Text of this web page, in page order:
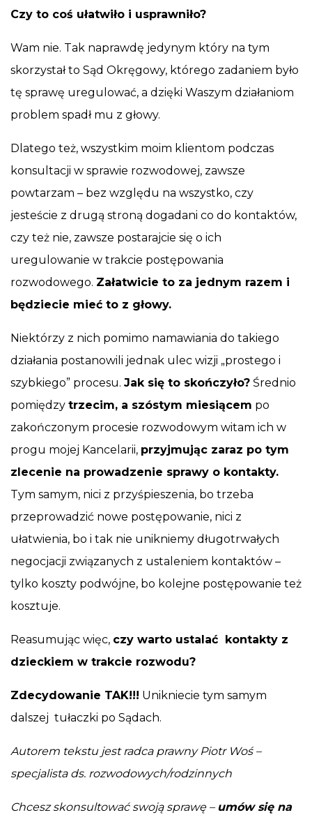
Czy to coś ułatwiło i usprawniło?
Wam nie. Tak naprawdę jedynym który na tym
skorzystał to Sąd Okręgowy, którego zadaniem było
tę sprawę uregulować, a dzięki Waszym działaniom
problem spadł mu z głowy.
Dlatego też, wszystkim moim klientom podczas
konsultacji w sprawie rozwodowej, zawsze
powtarzam – bez względu na wszystko, czy
jesteście z drugą stroną dogadani co do kontaktów,
czy też nie, zawsze postarajcie się o ich
uregulowanie w trakcie postępowania
rozwodowego. Załatwicie to za jednym razem i
będziecie mieć to z głowy.
Niektórzy z nich pomimo namawiania do takiego
działania postanowili jednak ulec wizji „prostego i
szybkiego” procesu. Jak się to skończyło? Średnio
pomiędzy trzecim, a szóstym miesiącem po
zakończonym procesie rozwodowym witam ich w
progu mojej Kancelarii, przyjmując zaraz po tym
zlecenie na prowadzenie sprawy o kontakty.
Tym samym, nici z przyśpieszenia, bo trzeba
przeprowadzić nowe postępowanie, nici z
ułatwienia, bo i tak nie unikniemy długotrwałych
negocjacji związanych z ustaleniem kontaktów –
tylko koszty podwójne, bo kolejne postępowanie też
kosztuje.
Reasumując więc, czy warto ustalać kontakty z
dzieckiem w trakcie rozwodu?
Zdecydowanie TAK!!! Unikniecie tym samym
dalszej tułaczki po Sądach.
Autorem tekstu jest radca prawny Piotr Woś –
specjalista ds. rozwodowych/rodzinnych
Chcesz skonsultować swoją sprawę – umów się na